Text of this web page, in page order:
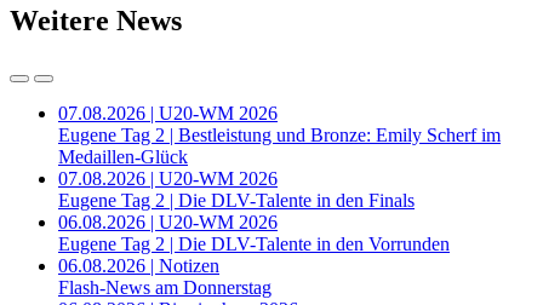
Weitere News
07.08.2026 | U20-WM 2026
Eugene Tag 2 | Bestleistung und Bronze: Emily Scherf im
Medaillen-Glück
07.08.2026 | U20-WM 2026
Eugene Tag 2 | Die DLV-Talente in den Finals
06.08.2026 | U20-WM 2026
Eugene Tag 2 | Die DLV-Talente in den Vorrunden
06.08.2026 | Notizen
Flash-News am Donnerstag